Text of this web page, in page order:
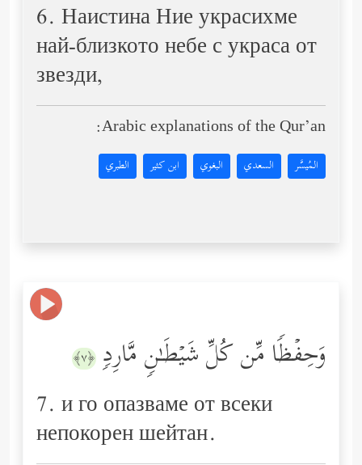
6. Наистина Ние украсихме
най-близкото небе с украса от
звезди,
Arabic explanations of the Qur’an:
المُيسَّر السعدي البغوي ابن كثير الطبري
وَحِفۡظࣰا مِّن كُلِّ شَیۡطَـٰنࣲ مَّارِدࣲ ﴿٧﴾
7. и го опазваме от всеки
непокорен шейтан.